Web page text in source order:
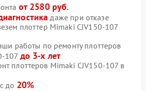
от 2580 руб.
даже при отказе
плоттер Mimaki CJV150-107
работы по ремонту плоттеров
107 до 3-х лет
плоттеров Mimaki CJV150-107 в
до 20%